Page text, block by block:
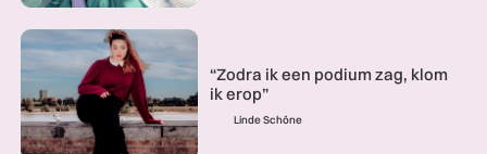
“Zodra ik een podium zag, klom
ik erop”
Linde Schöne